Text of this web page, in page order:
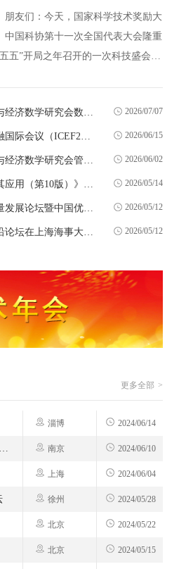
朋友们：今天，国家科学技术奖励大
中国科协第十一次全国代表大会隆重
五”开局之年召开的一次科技盛会。
！向与会的外籍院士和国际科学界的
！
2026/07/07
2026/06/15
2026/06/02
2026/05/14
2026/05/12
2026/05/12
更多全部
淄博 2024/06/14
南京 2024/06/10
上海 2024/06/04
徐州 2024/05/28
北京 2024/05/22
北京 2024/05/15